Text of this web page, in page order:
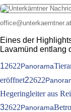
office@unterkaerntner.at
Eines der
Lavamünd entlang
12622Panorama
eröffnet22622
Hegeringleiter aus
32622Panorama